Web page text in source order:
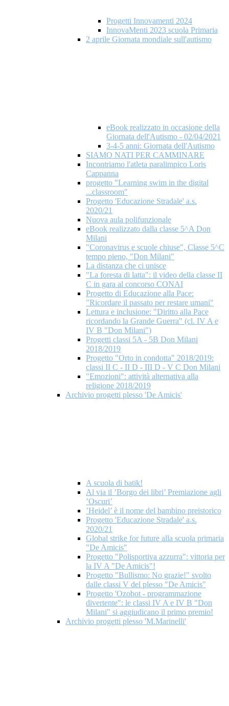
Progetti Innovamenti 2024
InnovaMenti 2023 scuola Primaria
2 aprile Giornata mondiale​ sull'autismo
eBook realizzato in occasione della
Giornata dell'Autismo - 02/04/2021
3-4-5 anni: Giornata dell'Autismo
SIAMO NATI PER CAMMINARE
Incontriamo l'atleta paralimpico Loris
Cappanna
progetto "Learning swim in the digital
...classroom"
Progetto 'Educazione Stradale' a.s.
2020/21
Nuova aula polifunzionale
eBook realizzato dalla classe 5^A Don
Milani
"Coronavirus e scuole chiuse", Classe 5^C
tempo pieno, "Don Milani"
La distanza che ci unisce
"La foresta di latta": il video della classe II
C in gara al concorso CONAI
Progetto di Educazione alla Pace:
"Ricordare il passato per restare umani"
Lettura e inclusione: "Diritto alla Pace
ricordando la Grande Guerra" (cl. IV A e
IV B "Don Milani")
Progetti classi 5A - 5B Don Milani
2018/2019
Progetto "Orto in condotta" 2018/2019:
classi II C - II D - III D - V C Don Milani
"Emozioni": attività alternativa alla
religione 2018/2019
Archivio progetti plesso 'De Amicis'
A scuola di batik!
Al via il ’Borgo dei libri’ Premiazione agli
’Oscuri’
’Heidel’ è il nome del bambino preistorico
Progetto 'Educazione Stradale' a.s.
2020/21
Global strike for future alla scuola primaria
"De Amicis"
Progetto "Polisportiva azzurra": vittoria per
la IV A "De Amicis"!
Progetto "Bullismo: No grazie!" svolto
dalle classi V del plesso "De Amicis"
Progetto 'Ozobot - programmazione
divertente": le classi IV A e IV B "Don
Milani" si aggiudicano il primo premio!
Archivio progetti plesso 'M.Marinelli'